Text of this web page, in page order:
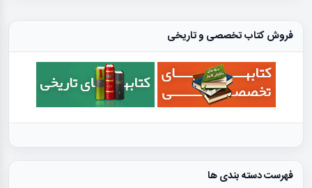
فروش کتاب تخصصی و تاریخی
فهرست دسته بندی ها